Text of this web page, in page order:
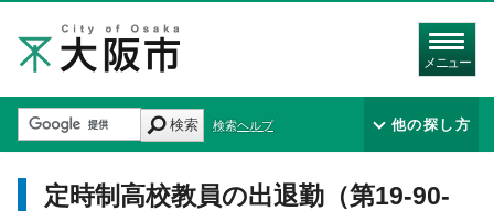
メニュー
検索 検索ヘルプ 他の探し方
定時制高校教員の出退勤（第19-90-